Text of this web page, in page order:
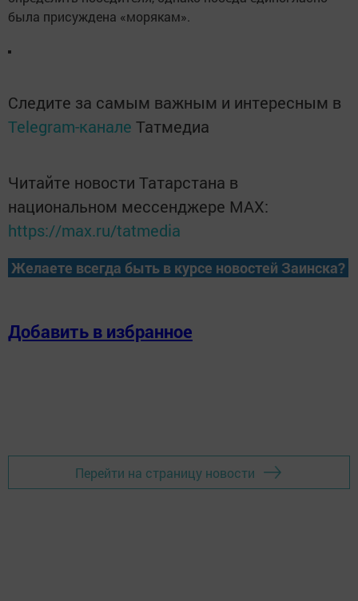
была присуждена «морякам».
Следите за самым важным и интересным в
Telegram-канале Татмедиа
Читайте новости Татарстана в
национальном мессенджере MАХ:
https://max.ru/tatmedia
Желаете всегда быть в курсе новостей Заинска?
Добавить в избранное
Перейти на страницу новости